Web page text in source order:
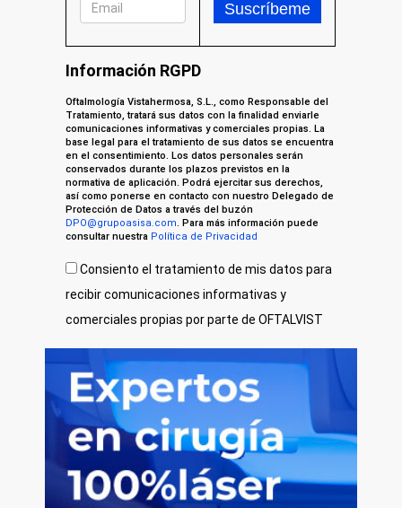
Información RGPD
Oftalmología Vistahermosa, S.L., como Responsable del
Tratamiento, tratará sus datos con la finalidad enviarle
comunicaciones informativas y comerciales propias. La
base legal para el tratamiento de sus datos se encuentra
en el consentimiento. Los datos personales serán
conservados durante los plazos previstos en la
normativa de aplicación. Podrá ejercitar sus derechos,
así como ponerse en contacto con nuestro Delegado de
Protección de Datos a través del buzón
DPO@grupoasisa.com . Para más información puede
consultar nuestra Política de Privacidad
Consiento el tratamiento de mis datos para
recibir comunicaciones informativas y
comerciales propias por parte de OFTALVIST